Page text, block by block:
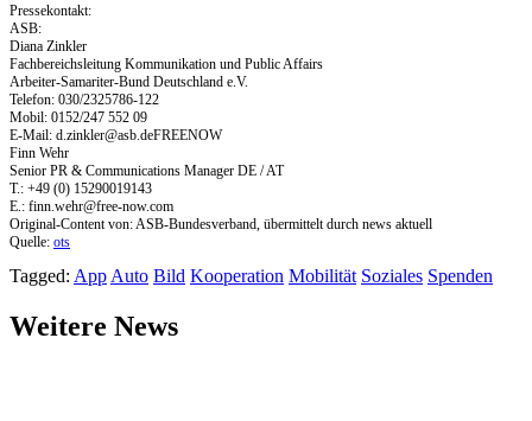
Pressekontakt:
ASB:
Diana Zinkler
Fachbereichsleitung Kommunikation und Public Affairs
Arbeiter-Samariter-Bund Deutschland e.V.
Telefon: 030/2325786-122
Mobil: 0152/247 552 09
E-Mail: d.zinkler@asb.deFREENOW
Finn Wehr
Senior PR & Communications Manager DE / AT
T.: +49 (0) 15290019143
E.: finn.wehr@free-now.com
Original-Content von: ASB-Bundesverband, übermittelt durch news aktuell
Quelle: ots
Tagged: App Auto Bild Kooperation Mobilität Soziales Spenden
Weitere News